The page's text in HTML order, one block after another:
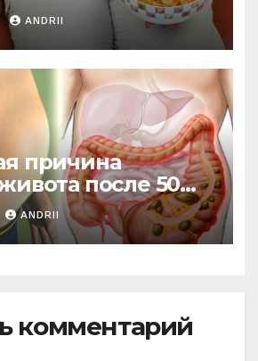
вот в чем дело!
ANDRII
причина
после 50
обращают на
когда
поздно!
ANDRII
комментарий